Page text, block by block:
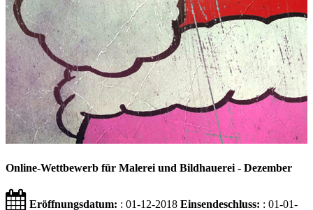
Online-Wettbewerb für Malerei und Bildhauerei - Dezember
Eröffnungsdatum: : 01-12-2018 Einsendeschluss: : 01-01-